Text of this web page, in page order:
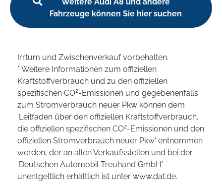
Fahrzeuge können Sie hier suchen
Irrtum und Zwischenverkauf vorbehalten.
* Weitere Informationen zum offiziellen
Kraftstoffverbrauch und zu den offiziellen
spezifischen CO2-Emissionen und gegebenenfalls
zum Stromverbrauch neuer Pkw können dem
'Leitfaden über den offiziellen Kraftstoffverbrauch,
die offiziellen spezifischen CO2-Emissionen und den
offiziellen Stromverbrauch neuer Pkw' entnommen
werden, der an allen Verkaufsstellen und bei der
'Deutschen Automobil Treuhand GmbH'
unentgeltlich erhältlich ist unter www.dat.de.